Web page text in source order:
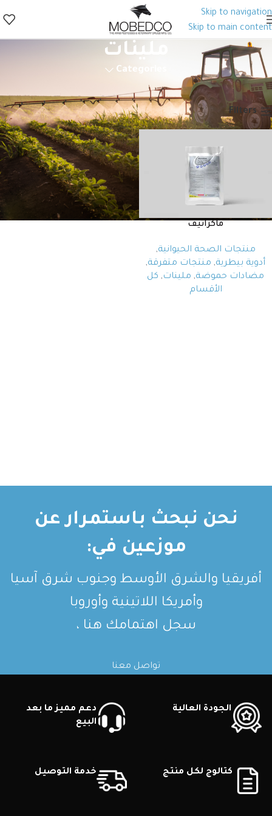
Skip to navigation
Skip to main content
ملينات
Categories
الرئيسية منتجات الصحة الحيوانية
ملينات
Filters
ماكزاتيف
منتجات الصحة الحيوانية,
أدوية بيطرية, منتجات متفرقة,
مضادات حموضة, ملينات, كل
الأقسام
نحن نبحث باستمرار عن
موزعين في:
أفريقيا والشرق الأوسط وجنوب شرق آسيا
وأمريكا اللاتينية وأوروبا
سجل اهتمامك هنا ،
تواصل معنا
الجودة العالية
دعم مميز ما بعد
البيع
كتالوج لكل منتج خدمة التوصيل